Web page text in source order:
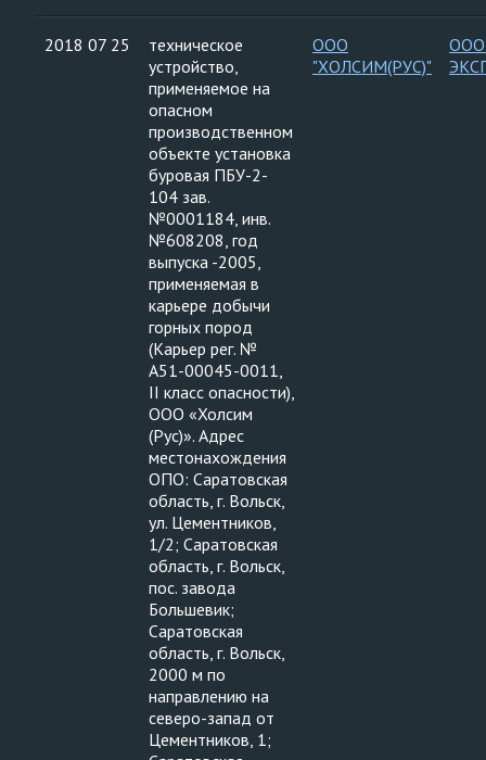
2018 07 25
техническое
устройство,
применяемое на
опасном
производственном
объекте установка
буровая ПБУ-2-
104 зав.
№0001184, инв.
№608208, год
выпуска -2005,
применяемая в
карьере добычи
горных пород
(Карьер рег. №
А51-00045-0011,
II класс опасности),
ООО «Холсим
(Рус)». Адрес
местонахождения
ОПО: Саратовская
область, г. Вольск,
ул. Цементников,
1/2; Саратовская
область, г. Вольск,
пос. завода
Большевик;
Саратовская
область, г. Вольск,
2000 м по
направлению на
северо-запад от
Цементников, 1;
ООО
"ХОЛСИМ(РУС)"
ООО